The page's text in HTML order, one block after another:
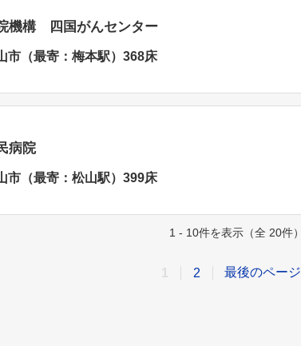
機構 四国がんセンター
市（最寄：梅本駅）368床
病院
市（最寄：松山駅）399床
1 - 10件を表示（全 20件）
2 最後のページ